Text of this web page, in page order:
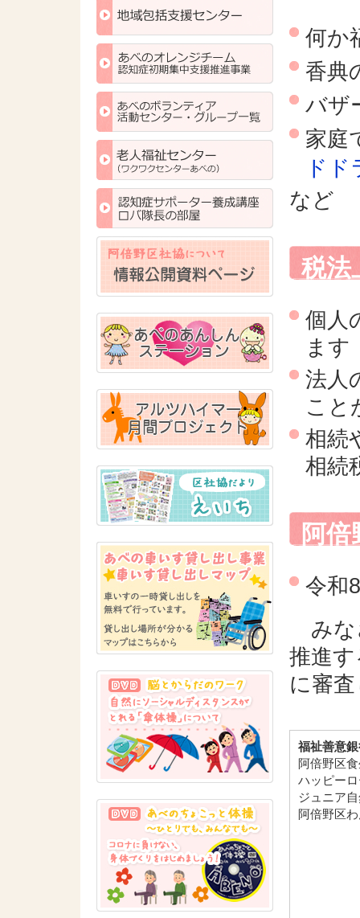
何か
香典
バザ
家庭
ド
など
税法
個人
ます
法人
こと
相続
相続
阿
令和
みな
推進
に審
福祉善意
阿倍野区
ハッピー
ジュニア
阿倍野区